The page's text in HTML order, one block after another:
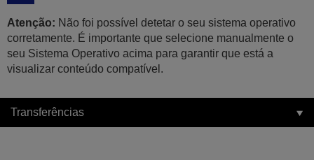
Atenção: Não foi possível detetar o seu sistema operativo
corretamente. É importante que selecione manualmente o
seu Sistema Operativo acima para garantir que está a
visualizar conteúdo compatível.
Transferências